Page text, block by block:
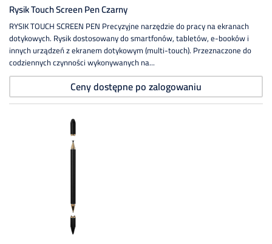
Rysik Touch Screen Pen Czarny
RYSIK TOUCH SCREEN PEN Precyzyjne narzędzie do pracy na ekranach
dotykowych. Rysik dostosowany do smartfonów, tabletów, e-booków i
innych urządzeń z ekranem dotykowym (multi-touch). Przeznaczone do
codziennych czynności wykonywanych na...
Ceny dostępne po zalogowaniu